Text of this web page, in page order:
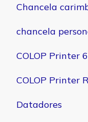
Chancela
chancela
COLOP Printer
COLOP Printer
Datadores